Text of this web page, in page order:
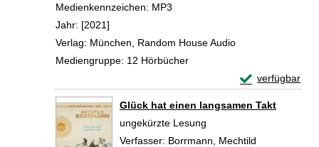
Medienkennzeichen: MP3
Jahr: [2021]
Verlag: München, Random House Audio
Mediengruppe: 12 Hörbücher
verfügbar
Exemplar-
Glück hat einen langsamen Takt
ungekürzte Lesung
Verfasser: Borrmann, Mechtild